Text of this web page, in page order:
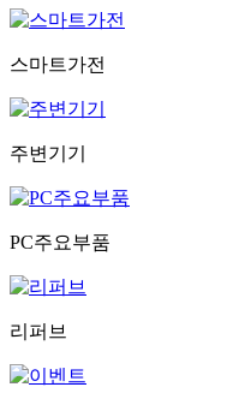
스마트가전
주변기기
PC주요부품
리퍼브